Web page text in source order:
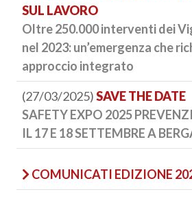
SUL LAVORO
Oltre 250.000 interventi dei
nel 2023: un’emergenza che
approccio integrato
(27/03/2025)SAVE THE DATE
SAFETY EXPO 2025
IL 17 E 18 SETTEMBRE A
COMUNICATI EDIZIONE